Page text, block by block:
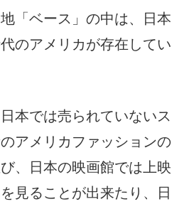
「ベース」の中は、日本
のアメリカが存在してい
本では売られていないス
アメリカファッションの
、日本の映画館では上映
見ることが出来たり、日